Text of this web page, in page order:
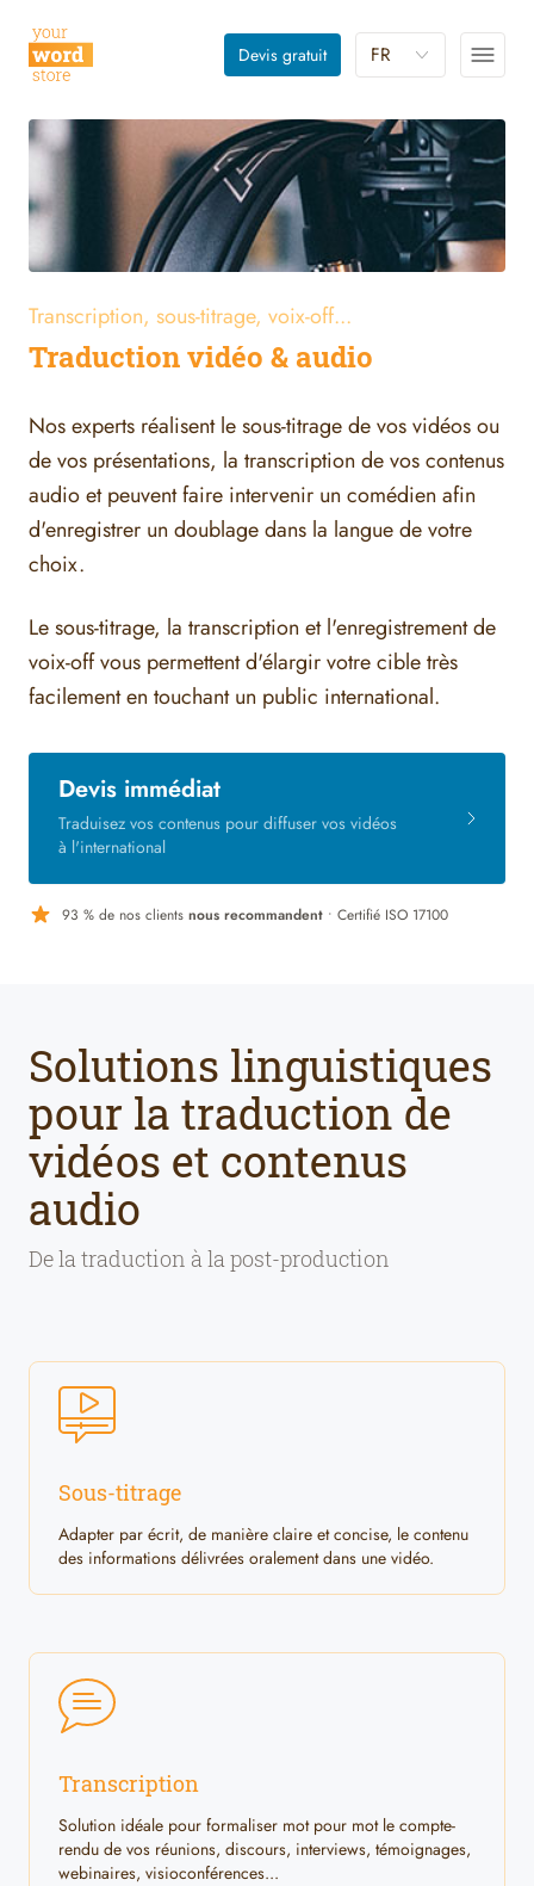
Devis gratuit FR
Transcription, sous-titrage, voix-off...
Traduction vidéo & audio
Nos experts réalisent le sous-titrage de vos vidéos ou
de vos présentations, la transcription de vos contenus
audio et peuvent faire intervenir un comédien afin
d'enregistrer un doublage dans la langue de votre
choix.
Le sous-titrage, la transcription et l'enregistrement de
voix-off vous permettent d'élargir votre cible très
facilement en touchant un public international.
Devis immédiat
Traduisez vos contenus pour diffuser vos vidéos
à l'international
93 % de nos clients nous recommandent • Certifié ISO 17100
Solutions linguistiques
pour la traduction de
vidéos et contenus
audio
De la traduction à la post-production
Sous-titrage
Adapter par écrit, de manière claire et concise, le contenu
des informations délivrées oralement dans une vidéo.
Transcription
Solution idéale pour formaliser mot pour mot le compte-
rendu de vos réunions, discours, interviews, témoignages,
webinaires, visioconférences...